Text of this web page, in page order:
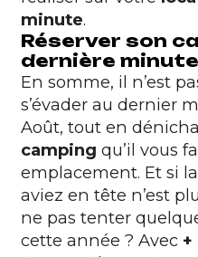
minute.
Réserver son
dernière minute
En somme, il n’est
s’évader au dernier
Août, tout en
camping qu’il vous
emplacement. Et si
aviez en tête n’est
ne pas tenter
cette année ? Avec +